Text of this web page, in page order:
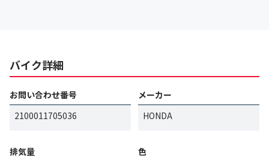
バイク詳細
お問い合わせ番号
2100011705036
メーカー
HONDA
排気量
色